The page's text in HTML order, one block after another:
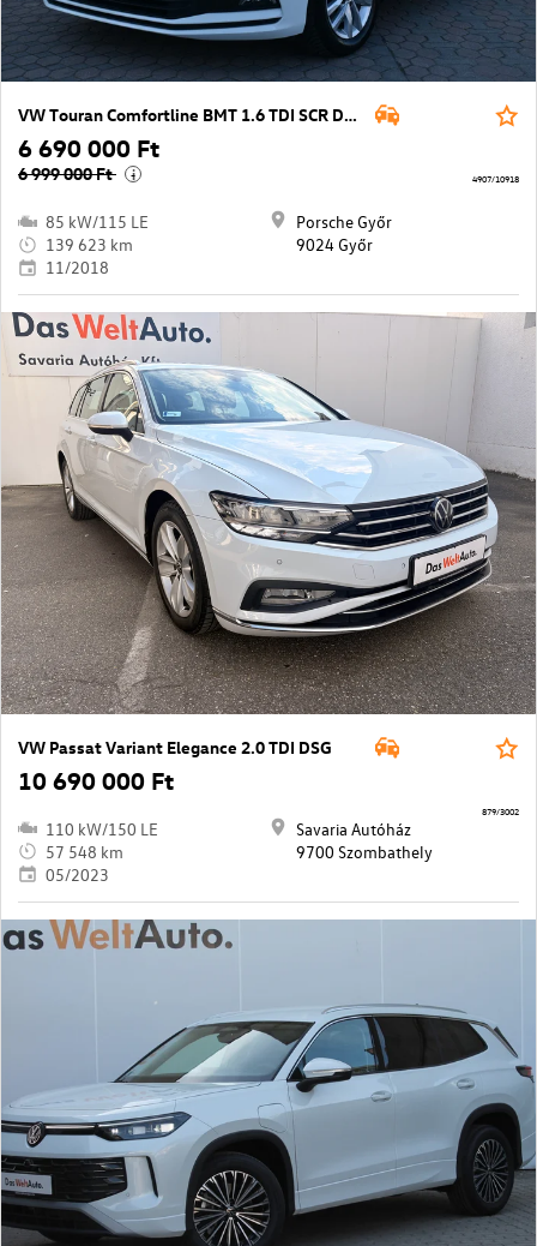
VW Touran Comfortline BMT 1.6 TDI SCR DSG
6 690 000 Ft
6 999 000 Ft i
85 kW/115 LE
139 623 km
11/2018
Porsche Győr
9024 Győr
4907/10918
VW Passat Variant Elegance 2.0 TDI DSG
10 690 000 Ft
110 kW/150 LE
57 548 km
05/2023
Savaria Autóház
9700 Szombathely
879/3002